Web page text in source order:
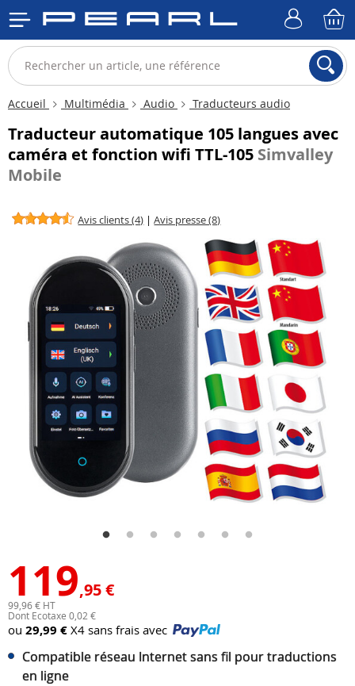
Accueil Multimédia Audio Traducteurs audio
Traducteur automatique 105 langues avec
caméra et fonction wifi TTL-105 Simvalley
Mobile
Avis clients (4) |Avis presse (8)
119,95 €
99,96 € HT
Dont Ecotaxe 0,02 €
ou 29,99 € X4 sans frais avec
Compatible réseau Internet sans fil pour traductions
en ligne